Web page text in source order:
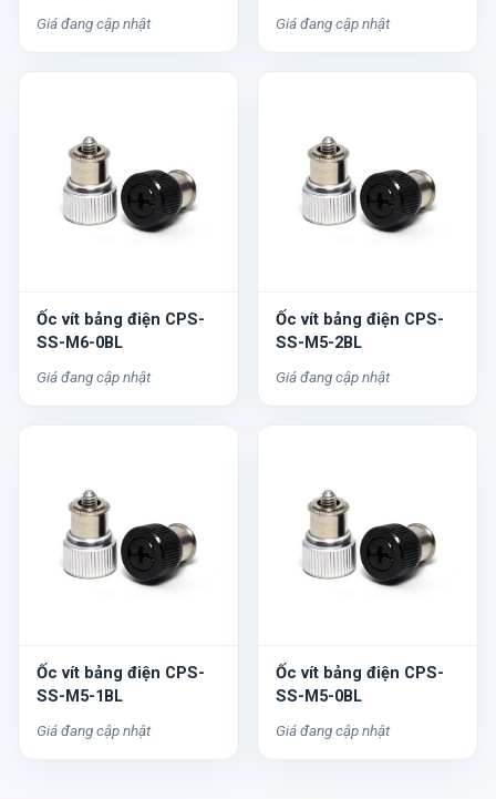
Giá đang cập nhật Giá đang cập nhật
Ốc vít bảng điện CPS-
SS-M6-0BL
Giá đang cập nhật
Ốc vít bảng điện CPS-
SS-M5-2BL
Giá đang cập nhật
Ốc vít bảng điện CPS-
SS-M5-1BL
Giá đang cập nhật
Ốc vít bảng điện CPS-
SS-M5-0BL
Giá đang cập nhật